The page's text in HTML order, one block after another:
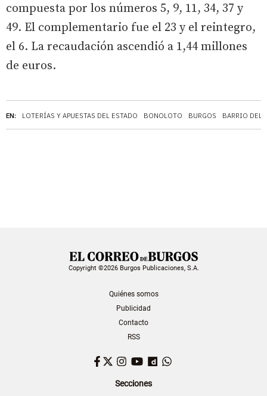
EN: LOTERÍAS Y APUESTAS DEL ESTADO BONOLOTO BURGOS BARRIO DEL
compuesta por los números 5, 9, 11, 34, 37 y
49. El complementario fue el 23 y el reintegro,
el 6. La recaudación ascendió a 1,44 millones
de euros.
Copyright ©2026 Burgos Publicaciones, S.A.
Quiénes somos
Publicidad
Contacto
RSS
Facebook
TwitterInstagram
YouTubeDailymotion
Secciones